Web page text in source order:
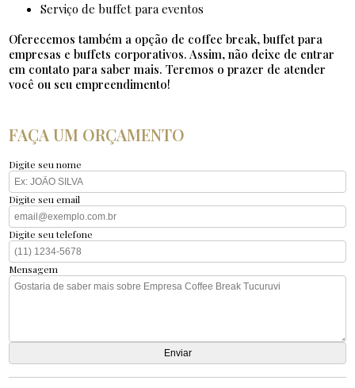
serviço de buffet para eventos
Oferecemos também a opção de coffee break, buffet para
empresas e buffets corporativos. Assim, não deixe de entrar
em contato para saber mais. Teremos o prazer de atender
você ou seu empreendimento!
FAÇA UM ORÇAMENTO
Digite seu nome
Digite seu email
Digite seu telefone
Mensagem